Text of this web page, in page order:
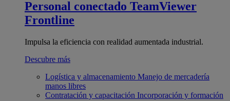
Personal conectado TeamViewer
Frontline
Impulsa la eficiencia con realidad aumentada industrial.
Descubre más
Logística y almacenamiento Manejo de mercadería
manos libres
Contratación y capacitación Incorporación y formación